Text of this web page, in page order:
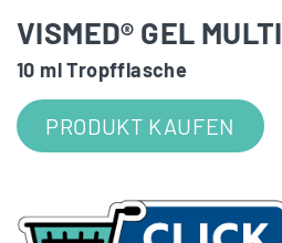
VISMED® GEL MULTI
10 ml Tropfflasche
PRODUKT KAUFEN